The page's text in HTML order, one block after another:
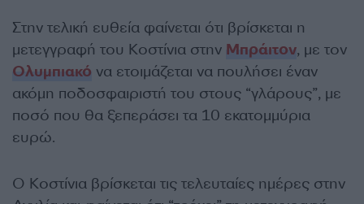
Στην τελική ευθεία φαίνεται ότι βρίσκεται η
μετεγγραφή του Κοστίνια στην Μπράιτον, με τον
Ολυμπιακό να ετοιμάζεται να πουλήσει έναν
ακόμη ποδοσφαιριστή του στους “γλάρους”, με
ποσό που θα ξεπεράσει τα 10 εκατομμύρια
ευρώ.
Ο Κοστίνια βρίσκεται τις τελευταίες ημέρες στην